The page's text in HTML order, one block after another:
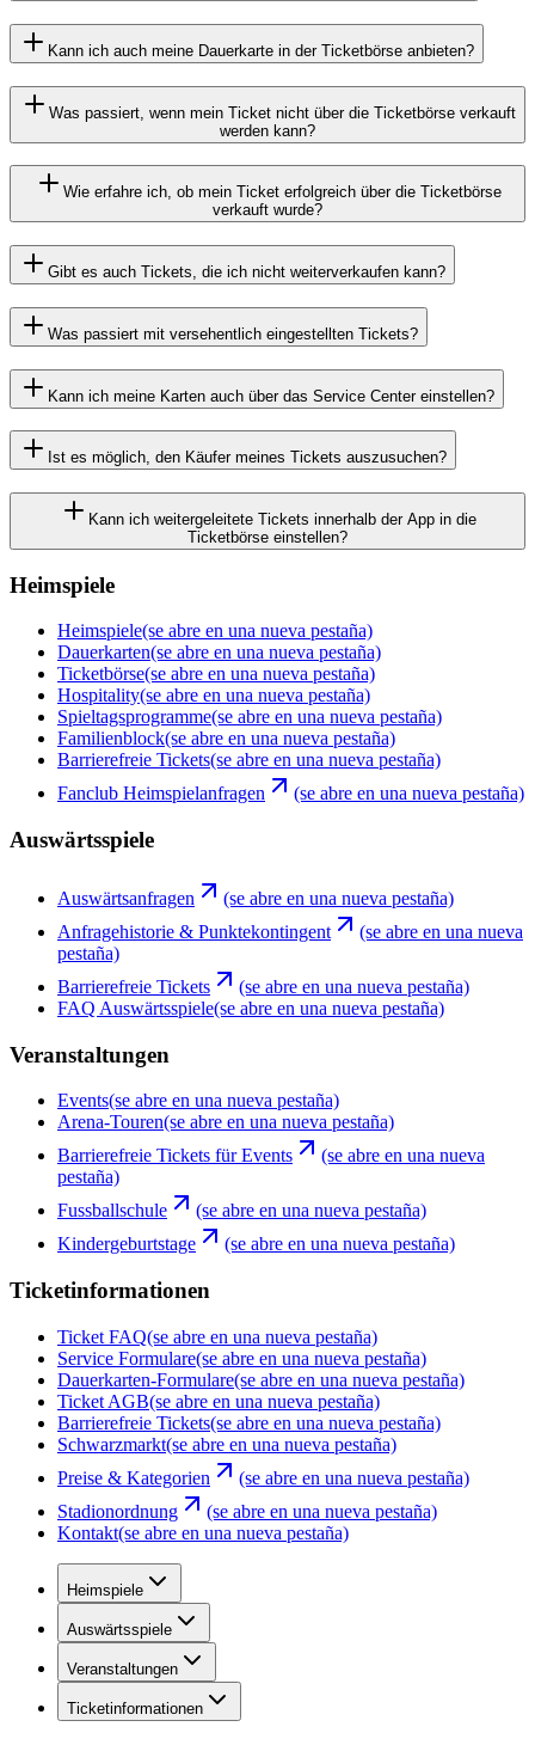
Kann ich auch meine Dauerkarte in der Ticketbörse anbieten?
Was passiert, wenn mein Ticket nicht über die Ticketbörse verkauft
werden kann?
Wie erfahre ich, ob mein Ticket erfolgreich über die Ticketbörse
verkauft wurde?
Gibt es auch Tickets, die ich nicht weiterverkaufen kann?
Was passiert mit versehentlich eingestellten Tickets?
Kann ich meine Karten auch über das Service Center einstellen?
Ist es möglich, den Käufer meines Tickets auszusuchen?
Kann ich weitergeleitete Tickets innerhalb der App in die
Ticketbörse einstellen?
Heimspiele
Heimspiele(se abre en una nueva pestaña)
Dauerkarten(se abre en una nueva pestaña)
Ticketbörse(se abre en una nueva pestaña)
Hospitality(se abre en una nueva pestaña)
Spieltagsprogramme(se abre en una nueva pestaña)
Familienblock(se abre en una nueva pestaña)
Barrierefreie Tickets(se abre en una nueva pestaña)
Fanclub Heimspielanfragen
(se abre en una nueva pestaña)
Auswärtsspiele
Auswärtsanfragen
(se abre en una nueva pestaña)
Anfragehistorie & Punktekontingent
(se abre en una nueva
pestaña)
Barrierefreie Tickets
(se abre en una nueva pestaña)
FAQ Auswärtsspiele(se abre en una nueva pestaña)
Veranstaltungen
Events(se abre en una nueva pestaña)
Arena-Touren(se abre en una nueva pestaña)
Barrierefreie Tickets für Events
(se abre en una nueva
pestaña)
Fussballschule
(se abre en una nueva pestaña)
Kindergeburtstage
(se abre en una nueva pestaña)
Ticketinformationen
Ticket FAQ(se abre en una nueva pestaña)
Service Formulare(se abre en una nueva pestaña)
Dauerkarten-Formulare(se abre en una nueva pestaña)
Ticket AGB(se abre en una nueva pestaña)
Barrierefreie Tickets(se abre en una nueva pestaña)
Schwarzmarkt(se abre en una nueva pestaña)
Preise & Kategorien
(se abre en una nueva pestaña)
Stadionordnung
(se abre en una nueva pestaña)
Kontakt(se abre en una nueva pestaña)
Heimspiele
Auswärtsspiele
Veranstaltungen
Ticketinformationen